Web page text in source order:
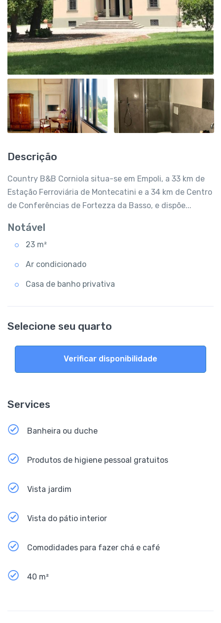
Descrição
Country B&B Corniola situa-se em Empoli, a 33 km de
Estação Ferroviária de Montecatini e a 34 km de Centro
de Conferências de Fortezza da Basso, e dispõe...
Notável
23 m²
Ar condicionado
Casa de banho privativa
Selecione seu quarto
Verificar disponibilidade
Services
Banheira ou duche
Produtos de higiene pessoal gratuitos
Vista jardim
Vista do pátio interior
Comodidades para fazer chá e café
40 m²